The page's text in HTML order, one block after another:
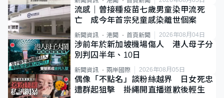
流感｜曾接種疫苗七歲男童染甲流死
亡 成今年首宗兒童感染離世個案
新聞資訊 港聞 首頁新聞 2026年08月04日
涉前年於新加坡機場傷人 港人母子分
別判囚半年、10日
新聞資訊 兩岸國際 2026年08月05日
偶像「不點名」談粉絲越界 日女死忠
遭群起狙擊 掛繩開直播道歉後輕生